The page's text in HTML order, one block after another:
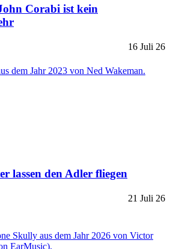
Corabi ist kein
16 Juli 26
lassen den Adler fliegen
21 Juli 26